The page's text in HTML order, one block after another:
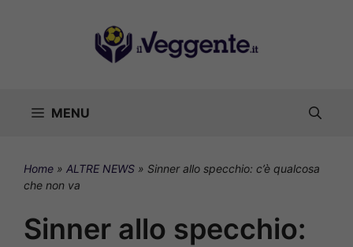
MENU
Home » ALTRE NEWS » Sinner allo specchio: c’è qualcosa
che non va
Sinner allo specchio: